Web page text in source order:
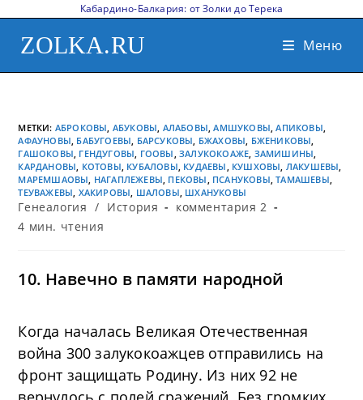
Кабардино-Балкария: от Золки до Терека
ZOLKA.RU Меню
МЕТКИ: АБРОКОВЫ, АБУКОВЫ, АЛАБОВЫ, АМШУКОВЫ, АПИКОВЫ,
АФАУНОВЫ, БАБУГОЕВЫ, БАРСУКОВЫ, БЖАХОВЫ, БЖЕНИКОВЫ,
ГАШОКОВЫ, ГЕНДУГОВЫ, ГООВЫ, ЗАЛУКОКОАЖЕ, ЗАМИШИНЫ,
КАРДАНОВЫ, КОТОВЫ, КУБАЛОВЫ, КУДАЕВЫ, КУШХОВЫ, ЛАКУШЕВЫ,
МАРЕМШАОВЫ, НАГАПЛЕЖЕВЫ, ПЕКОВЫ, ПСАНУКОВЫ, ТАМАШЕВЫ,
ТЕУВАЖЕВЫ, ХАКИРОВЫ, ШАЛОВЫ, ШХАНУКОВЫ
Генеалогия / История
комментария 2
4 мин. чтения
10. Навечно в памяти народной
Когда началась Великая Отечественная
война 300 залукокоажцев отправились на
фронт защищать Родину. Из них 92 не